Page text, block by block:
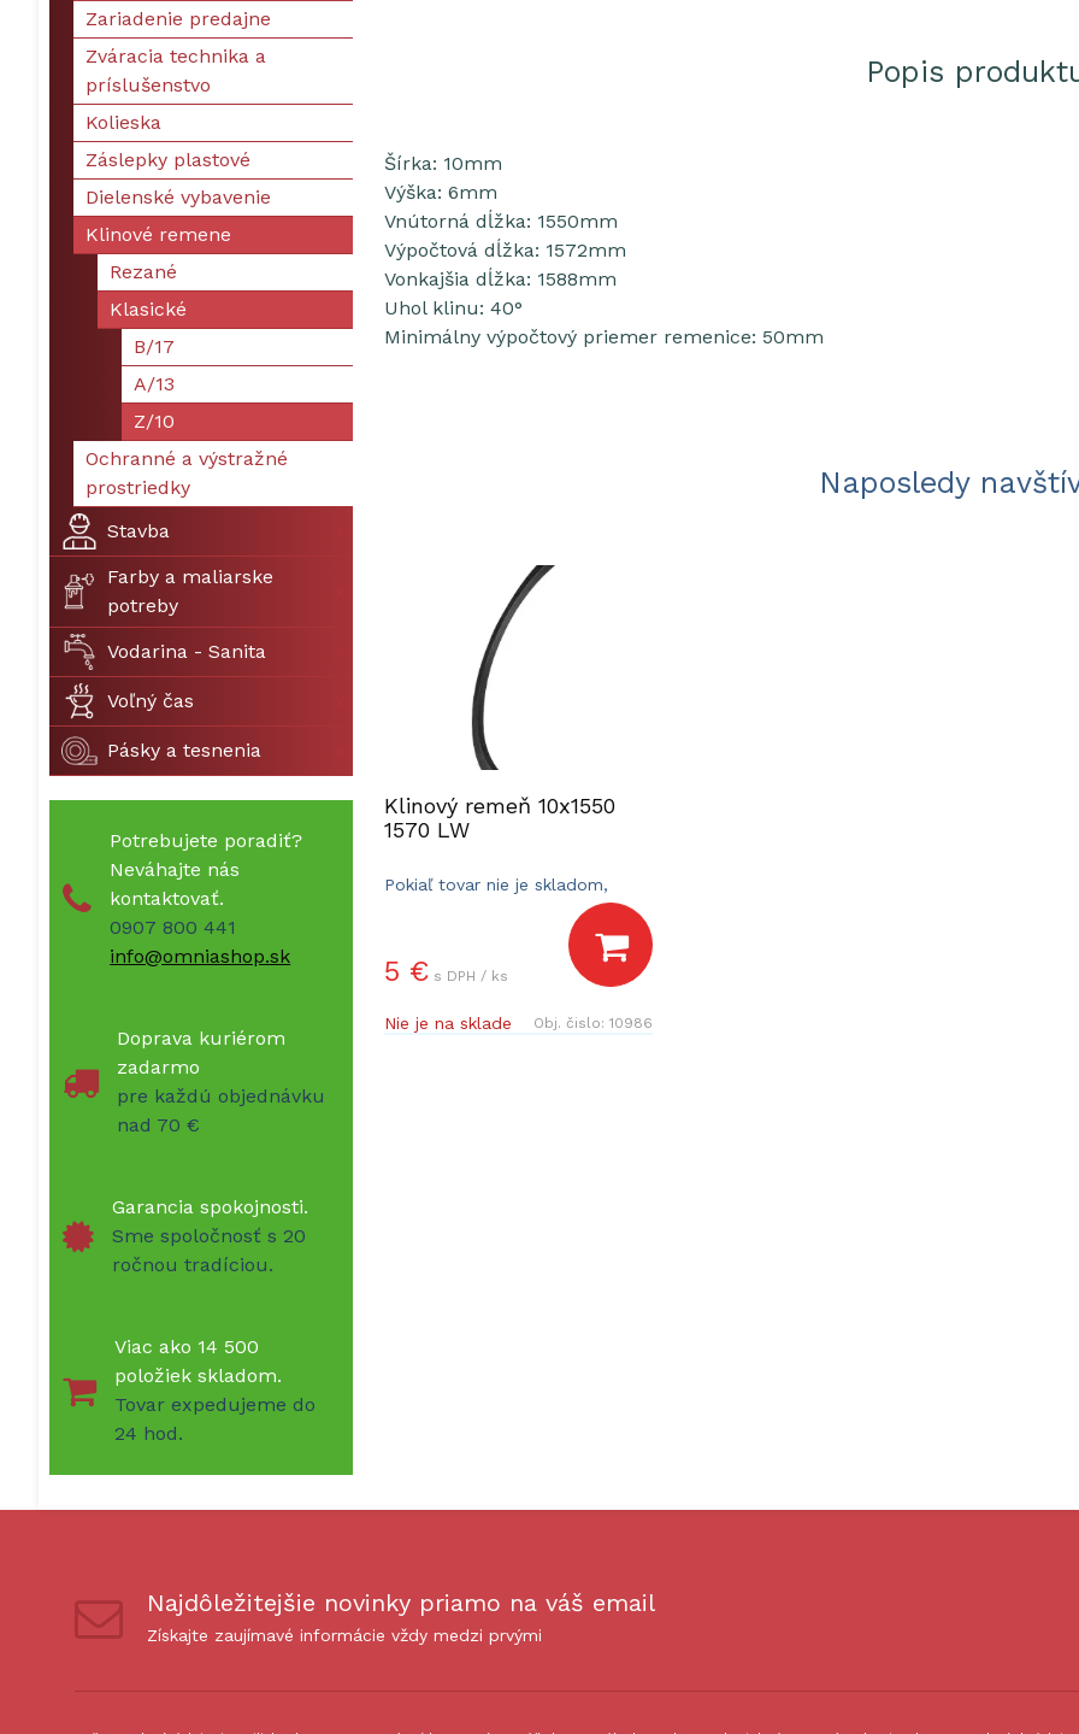
Popis
Šírka: 10mm
Výška: 6mm
Vnútorná dĺžka: 1550mm
Výpočtová dĺžka: 1572mm
Vonkajšia dĺžka: 1588mm
Uhol klinu: 40°
Minimálny výpočtový priemer remenice: 50mm
Naposledy
Klinový remeň 10x1550
1570 LW
Pokiaľ tovar nie je skladom,
5 € s DPH / ks
Nie je na sklade Obj. čislo:10986
Zariadenie predajne
Zváracia technika a
príslušenstvo
Kolieska
Záslepky plastové
Dielenské vybavenie
Klinové remene
Rezané
Klasické
B/17
A/13
Z/10
Ochranné a výstražné
prostriedky
Stavba
Farby a maliarske
potreby
Vodarina - Sanita
Voľný čas
Pásky a tesnenia
Potrebujete poradiť?
Neváhajte nás
kontaktovať.
0907 800 441
info@omniashop.sk
Doprava kuriérom
zadarmo
pre každú objednávku
nad 70 €
Garancia spokojnosti.
Sme spoločnosť s 20
ročnou tradíciou.
Viac ako 14 500
položiek skladom.
Tovar expedujeme do
24 hod.
Najdôležitejšie novinky priamo na váš email
Získajte zaujímavé informácie vždy medzi prvými